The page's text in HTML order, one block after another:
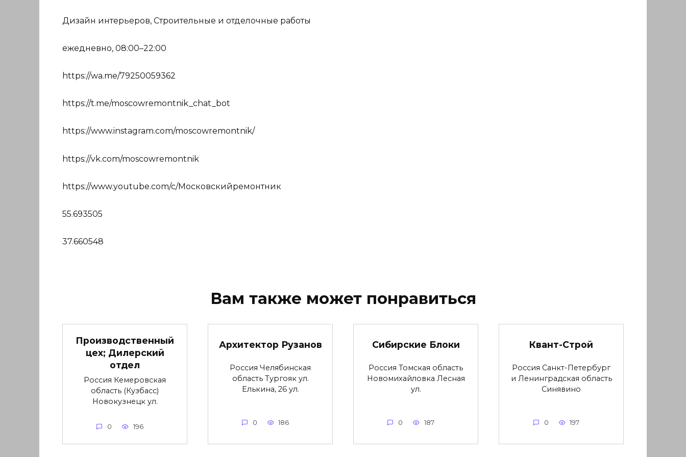
Дизайн интерьеров, Строительные и отделочные работы
ежедневно, 08:00–22:00
https://wa.me/79250059362
https://t.me/moscowremontnik_chat_bot
https://www.instagram.com/moscowremontnik/
https://vk.com/moscowremontnik
https://www.youtube.com/c/Московскийремонтник
55.693505
37.660548
Вам также может понравиться
Производственный
цех; Дилерский
отдел
Россия Кемеровская
область (Кузбасс)
Новокузнецк ул.
0 196
Архитектор Рузанов
Россия Челябинская
область Тургояк ул.
Елькина, 26 ул.
0 186
Сибирские Блоки
Россия Томская область
Новомихайловка Лесная
ул.
0 187
Квант-Строй
Россия Санкт-Петербург
и Ленинградская область
Синявино
0 197